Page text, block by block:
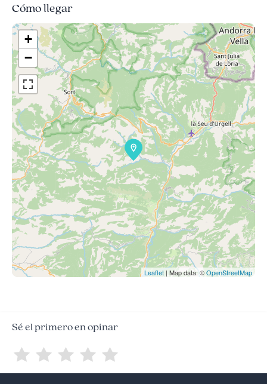
Cómo llegar
+
−
Leaflet | Map data: ©OpenStreetMap
Sé el primero en opinar